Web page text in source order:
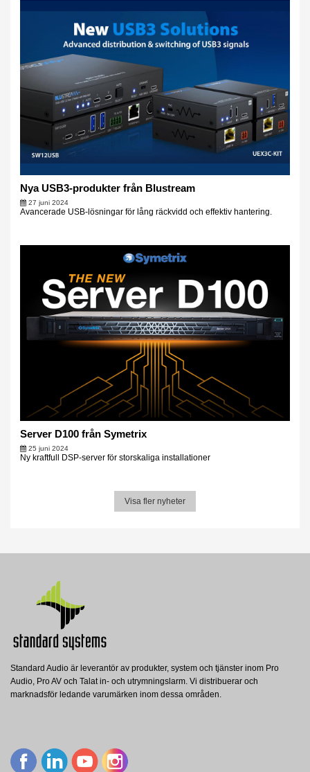
Nya USB3-produkter från Blustream
27 juni 2024
Avancerade USB-lösningar för lång räckvidd och effektiv hantering.
Server D100 från Symetrix
25 juni 2024
Ny kraftfull DSP-server för storskaliga installationer
Visa fler nyheter
Standard Audio är leverantör av produkter, system och tjänster inom Pro
Audio, Pro AV och Talat in- och utrymningslarm. Vi distribuerar och
marknadsför ledande varumärken inom dessa områden.